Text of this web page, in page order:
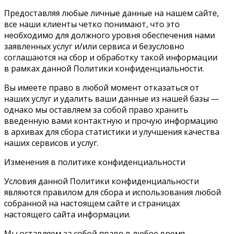
Предоставляя любые личные данные на нашем сайте,
все наши клиенты четко понимают, что это
необходимо для должного уровня обеспечения нами
заявленных услуг и/или сервиса и безусловно
соглашаются на сбор и обработку такой информации
в рамках данной Политики конфиденциальности.
Вы имеете право в любой момент отказаться от
наших услуг и удалить ваши данные из нашей базы —
однако мы оставляем за собой право хранить
введенную вами контактную и прочую информацию
в архивах для сбора статистики и улучшения качества
наших сервисов и услуг.
Изменения в политике конфиденциальности
Условия данной Политики конфиденциальности
являются правилом для сбора и использования любой
собранной на настоящем сайте и страницах
настоящего сайта информации.